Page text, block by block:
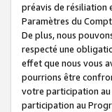
préavis de résiliation
Paramètres du
De plus, nous
respecté une
effet que nous vous
pourrions être
votre participation au
participation au